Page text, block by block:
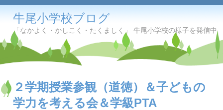
牛尾小学校ブログ
「なかよく・かしこく・たくましく」 牛尾小学校の様子を発信中
２学期授業参観（道徳）＆子どもの
学力を考える会＆学級PTA